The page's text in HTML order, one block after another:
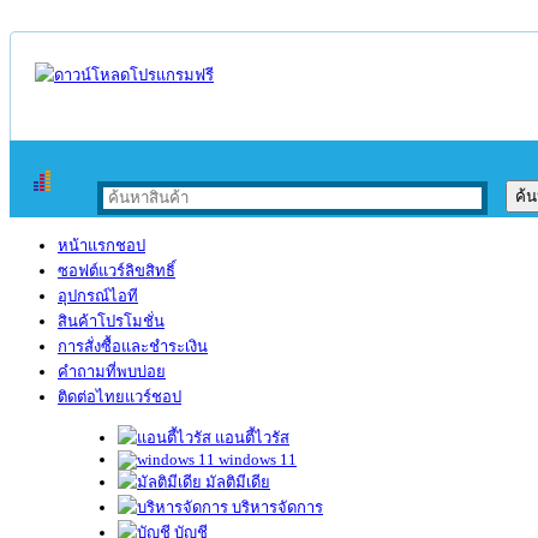
หน้าแรกชอป
ซอฟต์แวร์ลิขสิทธิ์
อุปกรณ์ไอที
สินค้าโปรโมชั่น
การสั่งซื้อและชำระเงิน
คำถามที่พบบ่อย
ติดต่อไทยแวร์ชอป
แอนตี้ไวรัส
windows 11
มัลติมีเดีย
บริหารจัดการ
บัญชี